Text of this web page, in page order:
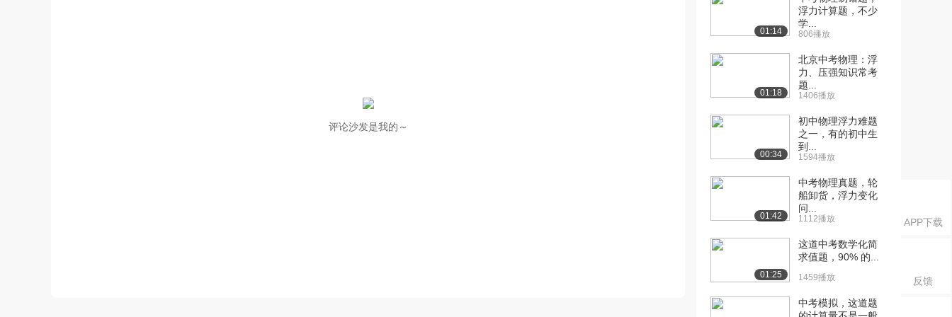
APP下载
反馈
评论沙发是我的～
01:14
浮力计算题，不少
学...
806播放
01:18
北京中考物理：浮
力、压强知识常考
题...
1406播放
00:34
初中物理浮力难题
之一，有的初中生
到...
1594播放
01:42
中考物理真题，轮
船卸货，浮力变化
问...
1112播放
01:25
这道中考数学化简
求值题，90% 的...
1459播放
中考模拟，这道题